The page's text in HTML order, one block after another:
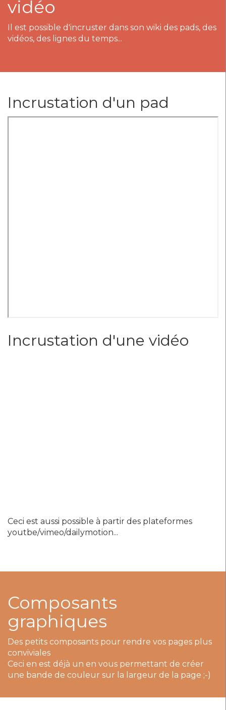
vidéo
Il est possible d'incruster dans son wiki des pads, des
vidéos, des lignes du temps...
Incrustation d'un pad
Incrustation d'une vidéo
Ceci est aussi possible à partir des plateformes
youtbe/vimeo/dailymotion...
Composants
graphiques
Des petits composants pour rendre vos pages plus
conviviales
Ceci en est déjà un en vous permettant de créer
une bande de couleur sur la largeur de la page ;-)